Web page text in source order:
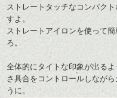
ストレートタッチなコンパク
すよ。
ストレートアイロンを使って
ろ。
全体的にタイトな印象が出る
さ具合をコントロールしなが
うに。